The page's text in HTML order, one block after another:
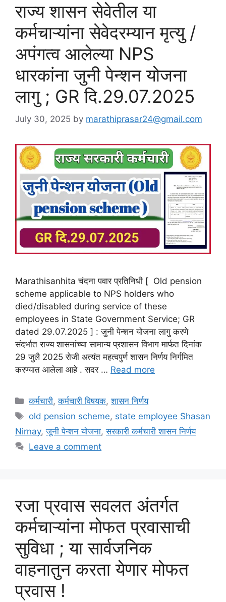
राज्य शासन सेवेतील या
कर्मचाऱ्यांना सेवेदरम्यान मृत्यु /
अपंगत्व आलेल्या NPS
धारकांना जुनी पेन्शन योजना
लागु ; GR दि.29.07.2025
July 30, 2025 by marathiprasar24@gmail.com
Marathisanhita चंदना पवार प्रतिनिधी [ Old pension
scheme applicable to NPS holders who
died/disabled during service of these
employees in State Government Service; GR
dated 29.07.2025 ] : जुनी पेन्शन योजना लागु करणे
संदर्भात राज्य शासनांच्या सामान्य प्रशासन विभाग मार्फत दिनांक
29 जुलै 2025 रोजी अत्यंत महत्वपुर्ण शासन निर्णय निर्गमित
करण्यात आलेला आहे . सदर … Read more
Categories
कर्मचारी,कर्मचारी विषयक,शासन निर्णय
Tags
old pension scheme, state employee Shasan
Nirnay,जूनी पेन्शन योजना,सरकारी कर्मचारी शासन निर्णय
Leave a comment
रजा प्रवास सवलत अंतर्गत
कर्मचाऱ्यांना मोफत प्रवासाची
सुविधा ; या सार्वजनिक
वाहनातुन करता येणार मोफत
प्रवास !